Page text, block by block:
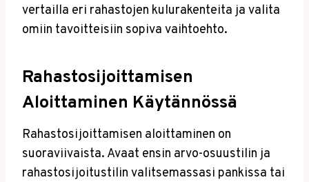
vertailla eri rahastojen kulurakenteita ja valita
omiin tavoitteisiin sopiva vaihtoehto.
Rahastosijoittamisen
Aloittaminen Käytännössä
Rahastosijoittamisen aloittaminen on
suoraviivaista. Avaat ensin arvo-osuustilin ja
rahastosijoitustilin valitsemassasi pankissa tai